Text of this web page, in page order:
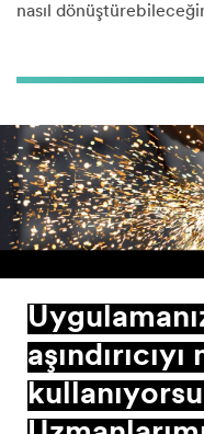
nasıl
aşındırıcıyı